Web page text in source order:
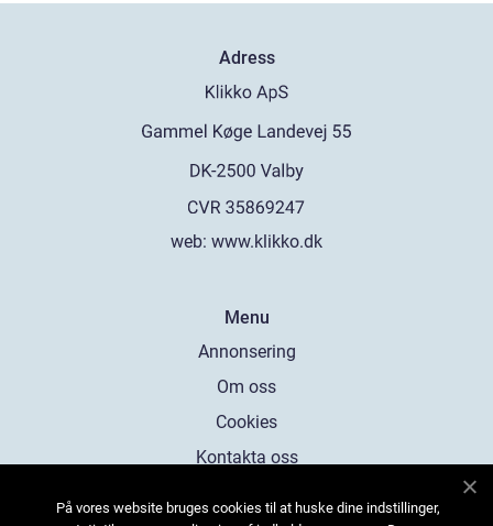
Adress
web: www.klikko.dk
Menu
Annonsering
Om oss
Cookies
Kontakta oss
På vores website bruges cookies til at huske dine indstillinger,